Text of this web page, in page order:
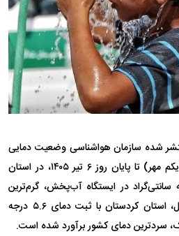
شده سازمان هواشناسی وضعیت دمایی
کشور از ابتدای سال‌آبی جاری (یکم مهر) تا پایان روز ۶ تیر ۱۴۰۵، در استان
ثبت دمای ۴۸.۷۰ درجه سانتی‌گراد در ایستگاه آب‌پخش، گرم‌ترین
نقطه کشور بوده است. در مقابل، استان کردستان با ثبت دمای ۵.۶ درجه
سردترین دمای کشور برآورد شده است.